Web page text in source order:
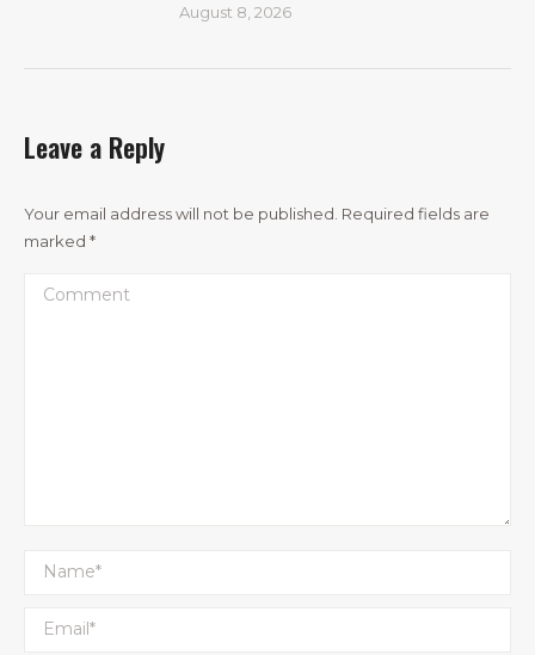
August 8, 2026
Leave a Reply
Your email address will not be published. Required fields are
marked *
Comment
Name *
Email *